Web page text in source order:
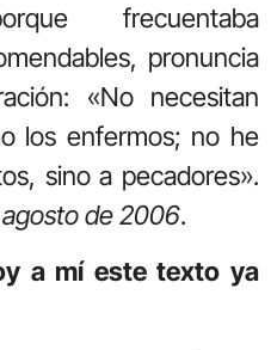
frecuentaba
pronuncia
«No necesitan
los enfermos; no he
sino a pecadores».
de 2006.
a mí este texto ya